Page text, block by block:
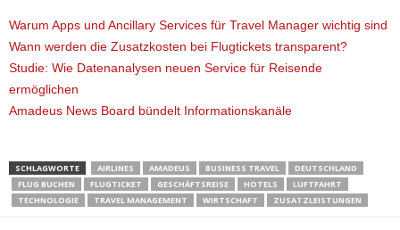
Warum Apps und Ancillary Services für Travel Manager wichtig sind
Wann werden die Zusatzkosten bei Flugtickets transparent?
Studie: Wie Datenanalysen neuen Service für Reisende
ermöglichen
Amadeus News Board bündelt Informationskanäle
SCHLAGWORTE AIRLINES AMADEUS BUSINESS TRAVEL
DEUTSCHLAND
FLUG BUCHEN
FLUGTICKET GESCHÄFTSREISE HOTELS
LUFTFAHRT
TECHNOLOGIE
TRAVEL MANAGEMENT WIRTSCHAFT ZUSATZLEISTUNGEN